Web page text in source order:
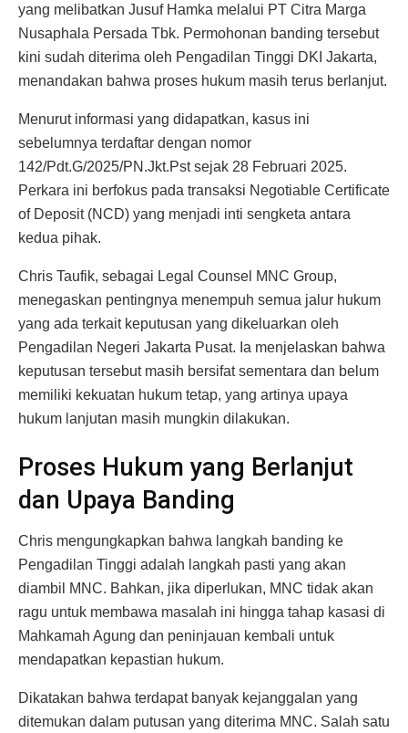
yang melibatkan Jusuf Hamka melalui PT Citra Marga
Nusaphala Persada Tbk. Permohonan banding tersebut
kini sudah diterima oleh Pengadilan Tinggi DKI Jakarta,
menandakan bahwa proses hukum masih terus berlanjut.
Menurut informasi yang didapatkan, kasus ini
sebelumnya terdaftar dengan nomor
142/Pdt.G/2025/PN.Jkt.Pst sejak 28 Februari 2025.
Perkara ini berfokus pada transaksi Negotiable Certificate
of Deposit (NCD) yang menjadi inti sengketa antara
kedua pihak.
Chris Taufik, sebagai Legal Counsel MNC Group,
menegaskan pentingnya menempuh semua jalur hukum
yang ada terkait keputusan yang dikeluarkan oleh
Pengadilan Negeri Jakarta Pusat. Ia menjelaskan bahwa
keputusan tersebut masih bersifat sementara dan belum
memiliki kekuatan hukum tetap, yang artinya upaya
hukum lanjutan masih mungkin dilakukan.
Proses Hukum yang Berlanjut
dan Upaya Banding
Chris mengungkapkan bahwa langkah banding ke
Pengadilan Tinggi adalah langkah pasti yang akan
diambil MNC. Bahkan, jika diperlukan, MNC tidak akan
ragu untuk membawa masalah ini hingga tahap kasasi di
Mahkamah Agung dan peninjauan kembali untuk
mendapatkan kepastian hukum.
Dikatakan bahwa terdapat banyak kejanggalan yang
ditemukan dalam putusan yang diterima MNC. Salah satu